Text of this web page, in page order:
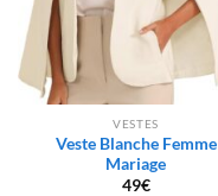
VESTES
Veste Blanche Femme
Mariage
49€